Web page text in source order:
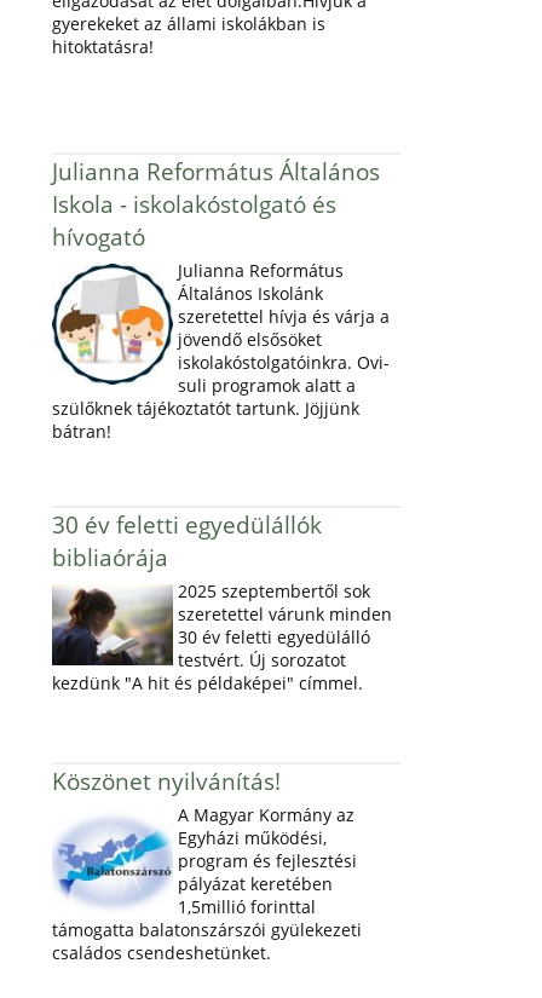
gyerekeket az állami iskolákban is
hitoktatásra!
Julianna Református Általános
Iskola - iskolakóstolgató és
hívogató
Julianna Református
Általános Iskolánk
szeretettel hívja és várja a
jövendő elsősöket
iskolakóstolgatóinkra. Ovi-
suli programok alatt a
szülőknek tájékoztatót tartunk. Jöjjünk
bátran!
30 év feletti egyedülállók
bibliaórája
2025 szeptembertől sok
szeretettel várunk minden
30 év feletti egyedülálló
testvért. Új sorozatot
kezdünk "A hit és példaképei" címmel.
Köszönet nyilvánítás!
A Magyar Kormány az
Egyházi működési,
program és fejlesztési
pályázat keretében
1,5millió forinttal
támogatta balatonszárszói gyülekezeti
családos csendeshetünket.